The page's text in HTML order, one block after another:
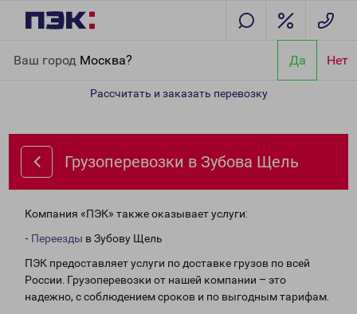
Ваш город Москва? Да Нет
Рассчитать и заказать перевозку
Грузоперевозки в Зубова Щель
Компания «ПЭК» также оказывает услуги:
- Переезды в Зубову Щель
ПЭК предоставляет услуги по доставке грузов по всей
России. Грузоперевозки от нашей компании – это
надежно, с соблюдением сроков и по выгодным тарифам.